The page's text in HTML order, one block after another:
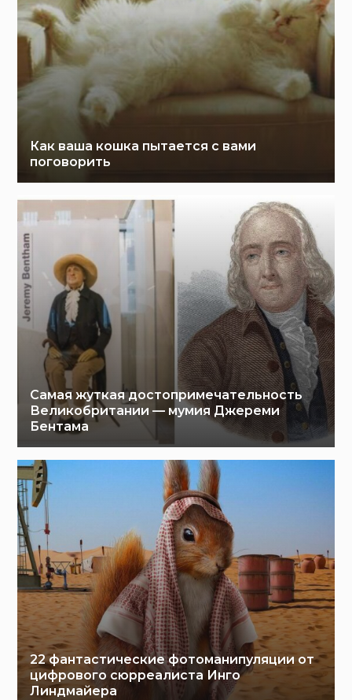
Как ваша кошка пытается с вами
поговорить
Самая жуткая достопримечательность
Великобритании — мумия Джереми
Бентама
22 фантастические фотоманипуляции от
цифрового сюрреалиста Инго
Линдмайера